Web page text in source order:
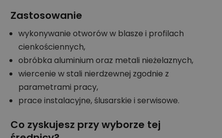
Zastosowanie
wykonywanie otworów w blasze i profilach
cienkościennych,
obróbka aluminium oraz metali nieżelaznych,
wiercenie w stali nierdzewnej zgodnie z
parametrami pracy,
prace instalacyjne, ślusarskie i serwisowe.
Co zyskujesz przy wyborze tej